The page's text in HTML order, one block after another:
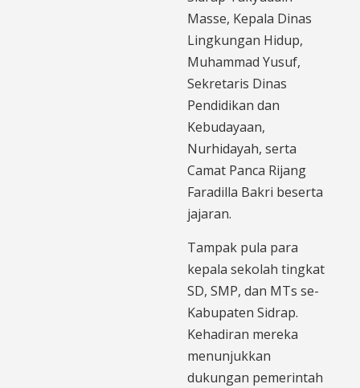
Masse, Kepala Dinas
Lingkungan Hidup,
Muhammad Yusuf,
Sekretaris Dinas
Pendidikan dan
Kebudayaan,
Nurhidayah, serta
Camat Panca Rijang
Faradilla Bakri beserta
jajaran.
Tampak pula para
kepala sekolah tingkat
SD, SMP, dan MTs se-
Kabupaten Sidrap.
Kehadiran mereka
menunjukkan
dukungan pemerintah